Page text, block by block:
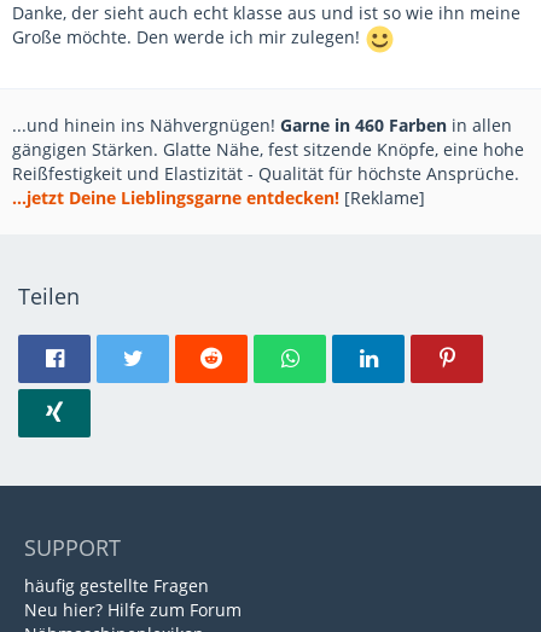
Danke, der sieht auch echt klasse aus und ist so wie ihn meine
Große möchte. Den werde ich mir zulegen!
...und hinein ins Nähvergnügen! Garne in 460 Farben in allen
gängigen Stärken. Glatte Nähe, fest sitzende Knöpfe, eine hohe
Reißfestigkeit und Elastizität - Qualität für höchste Ansprüche.
...jetzt Deine Lieblingsgarne entdecken! [Reklame]
Teilen
SUPPORT
häufig gestellte Fragen
Neu hier? Hilfe zum Forum